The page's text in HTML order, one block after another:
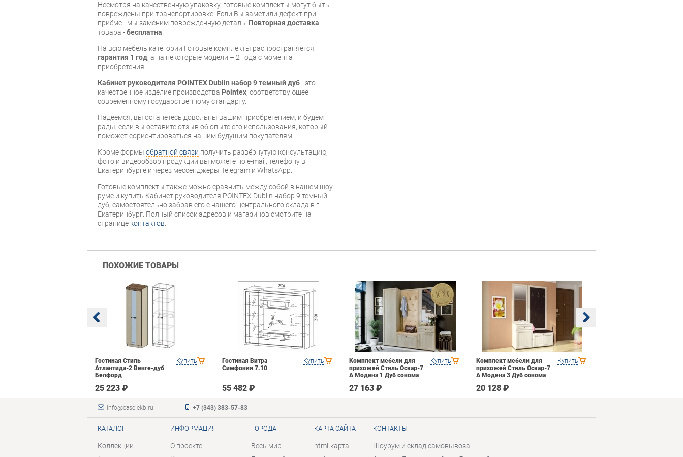
Несмотря на качественную упаковку, готовые комплекты могут быть
повреждены при транспортировке. Если Вы заметили дефект при
приёме - мы заменим поврежденную деталь. Повторная доставка
товара -бесплатна.
На всю мебель категории Готовые комплекты распространяется
гарантия 1 год, а на некоторые модели – 2 года с момента
приобретения.
Кабинет руководителя POINTEX Dublin набор 9 темный дуб- это
качественное изделие производства Pointex, соответствующее
современному государственному стандарту.
Надеемся, вы останетесь довольны вашим приобретением, и будем
рады, если вы оставите отзыв об опыте его использования, который
поможет сориентироваться нашим будущим покупателям.
Кроме формы обратной связи получить развёрнутую консультацию,
фото и видеообзор продукции вы можете по e-mail, телефону в
Екатеринбурге и через мессенджеры Telegram и WhatsApp.
Готовые комплекты также можно сравнить между собой в нашем шоу-
руме и купить Кабинет руководителя POINTEX Dublin набор 9 темный
дуб, самостоятельно забрав его с нашего центрального склада в г.
Екатеринбург. Полный список адресов и магазинов смотрите на
странице контактов.
ПОХОЖИЕ ТОВАРЫ
Купить
Гостиная Стиль
Атлантида-2 Венге-дуб
Белфорд
25 223 ₽
Купить
Гостиная Витра
Симфония 7.10
55 482 ₽
Купить
Комплект мебели для
прихожей Стиль Оскар-7
А Модена 1 Дуб сонома
27 163 ₽
Купить
Комплект мебели для
прихожей Стиль Оскар-7
А Модена 3 Дуб сонома
20 128 ₽
info@case-ekb.ru +7 (343) 383-57-83
КАТАЛОГ
Коллекции
ИНФОРМАЦИЯ
О проекте
ГОРОДА
Весь мир
КАРТА САЙТА
html-карта
КОНТАКТЫ
Шоурум и склад самовывоза